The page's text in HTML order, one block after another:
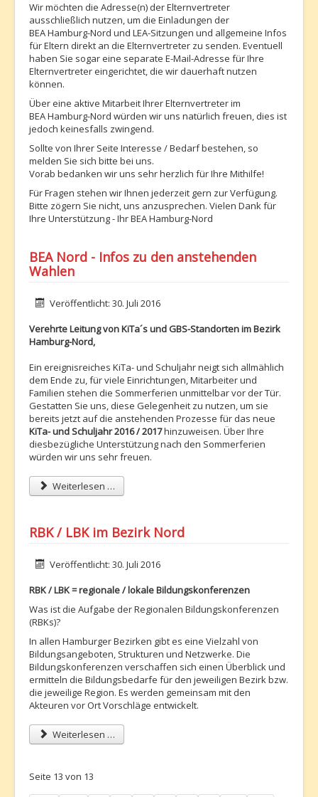
Wir möchten die Adresse(n) der Elternvertreter
ausschließlich nutzen, um die Einladungen der
BEA Hamburg-Nord und LEA-Sitzungen und allgemeine Infos
für Eltern direkt an die Elternvertreter zu senden. Eventuell
haben Sie sogar eine separate E-Mail-Adresse für Ihre
Elternvertreter eingerichtet, die wir dauerhaft nutzen
können.
Über eine aktive Mitarbeit Ihrer Elternvertreter im
BEA Hamburg-Nord würden wir uns natürlich freuen, dies ist
jedoch keinesfalls zwingend.
Sollte von Ihrer Seite Interesse / Bedarf bestehen, so
melden Sie sich bitte bei uns.
Vorab bedanken wir uns sehr herzlich für Ihre Mithilfe!
Für Fragen stehen wir Ihnen jederzeit gern zur Verfügung.
Bitte zögern Sie nicht, uns anzusprechen. Vielen Dank für
Ihre Unterstützung - Ihr BEA Hamburg-Nord
BEA Nord - Infos zu den anstehenden
Wahlen
DetailsVeröffentlicht: 30. Juli 2016
Verehrte Leitung von KiTa´s und GBS-Standorten im Bezirk
Hamburg-Nord,
Ein ereignisreiches KiTa- und Schuljahr neigt sich allmählich
dem Ende zu, für viele Einrichtungen, Mitarbeiter und
Familien stehen die Sommerferien unmittelbar vor der Tür.
Gestatten Sie uns, diese Gelegenheit zu nutzen, um sie
bereits jetzt auf die anstehenden Prozesse für das neue
KiTa- und Schuljahr 2016 / 2017hinzuweisen. Über Ihre
diesbezügliche Unterstützung nach den Sommerferien
würden wir uns sehr freuen.
Weiterlesen …
RBK / LBK im Bezirk Nord
DetailsVeröffentlicht: 30. Juli 2016
RBK / LBK = regionale / lokale Bildungskonferenzen
Was ist die Aufgabe der Regionalen Bildungskonferenzen
(RBKs)?
In allen Hamburger Bezirken gibt es eine Vielzahl von
Bildungsangeboten, Strukturen und Netzwerke. Die
Bildungskonferenzen verschaffen sich einen Überblick und
ermitteln die Bildungsbedarfe für den jeweiligen Bezirk bzw.
die jeweilige Region. Es werden gemeinsam mit den
Akteuren vor Ort Vorschläge entwickelt.
Weiterlesen …
Seite 13 von 13